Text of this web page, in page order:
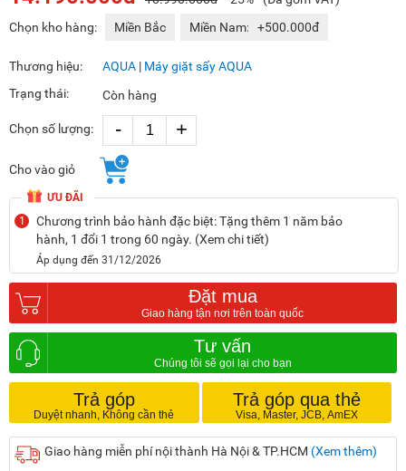
Chọn kho hàng:
Miền Bắc Miền Nam: +500.000đ
Thương hiệu: AQUA | Máy giặt sấy AQUA
Trạng thái:
Còn hàng
Chọn số lượng: - +
Cho vào giỏ
ƯU ĐÃI
1
Chương trình bảo hành đặc biệt: Tặng thêm 1 năm bảo
hành, 1 đổi 1 trong 60 ngày. (Xem chi tiết)
Áp dụng đến 31/12/2026
Đặt mua
Tư vấn
Trả góp Trả góp qua thẻ
Giao hàng miễn phí nội thành Hà Nội & TP.HCM (Xem thêm)